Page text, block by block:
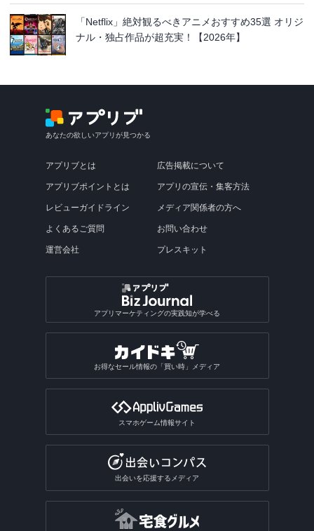
「Netflix」絶対観るべきアニメおすすめ35選 オリジ
ナル・独占作品が超充実！【2026年】
あなたの欲しいアプリが見つかる
アプリブとは
アプリブポイントとは
レビューガイドライン
よくあるご質問
運営会社
広告掲載について
アプリの宣伝・集客方法
メディア関係者の方へ
お問い合わせ
プレスキット
アプリマーケティングの実践知が学べる
お得なセール情報の「買い時」メディア
スマホゲーム情報サイト
出会いを応援するメディア